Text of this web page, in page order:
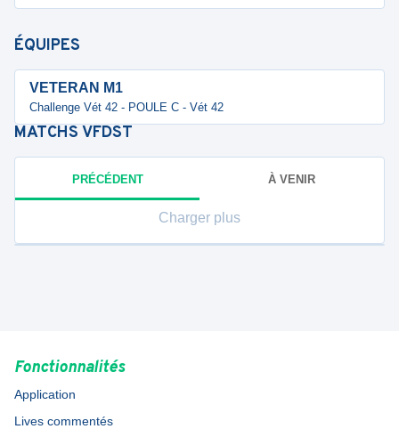
ÉQUIPES
VETERAN M1
Challenge Vét 42 - POULE C - Vét 42
MATCHS VFDST
PRÉCÉDENT À VENIR
Charger plus
Fonctionnalités
Application
Lives commentés